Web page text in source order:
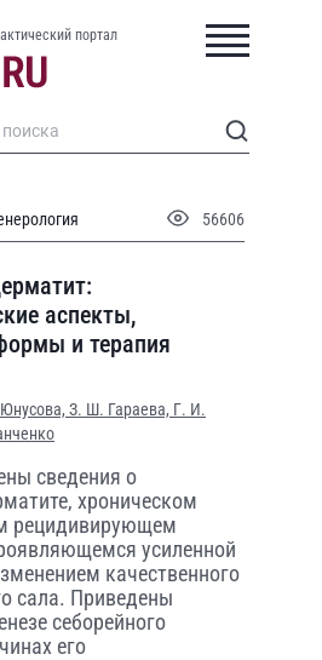
портал
56606
аспекты,
и терапия
З. Ш. Гараева, Г. И.
сведения о
хроническом
рецидивирующем
усиленной
качественного
сала. Приведены
себорейного
его